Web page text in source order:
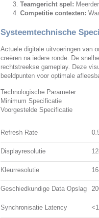
Teamgericht spel:
Competitie contexten:
Systeemtechnische
Actuele digitale uitvoeringen van
creëren na iedere ronde. De
rechtstreekse gameplay. Deze
beeldpunten voor optimale
Technologische Parameter
Minimum Specificatie
Voorgestelde Specificatie
Refresh Rate
Displayresolutie
Kleurresolutie
Geschiedkundige Data Opslag
Synchronisatie Latency